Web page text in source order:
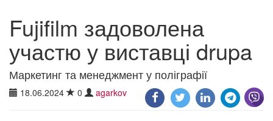
Fujifilm задоволена
участю у виставці drupa
Маркетинг та менеджмент у поліграфії
18.06.2024 0 agarkov